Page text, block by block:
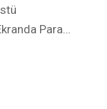
Para…